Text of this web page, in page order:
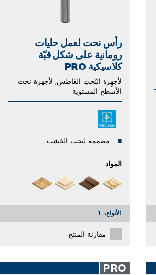
رأس نحت لعمل حليات
رومانية على شكل قبّة
كلاسيكية PRO
لأجهِزة النَحتِ الغَاطس, لأجهزة نحت
الأسطح المستوية
مصممة لنحت الخشب
المواد
الأنواع: 1
مقارنة المنتج
PRO